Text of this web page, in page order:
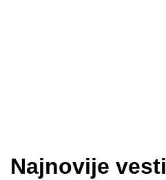
Najnovije vesti